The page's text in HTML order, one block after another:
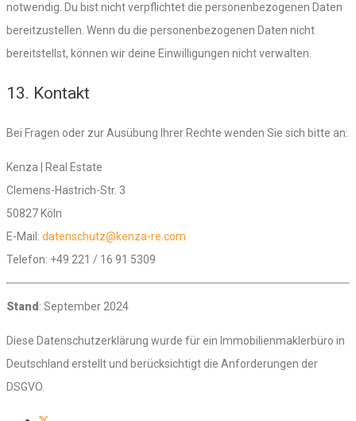
notwendig. Du bist nicht verpflichtet die personenbezogenen Daten
bereitzustellen. Wenn du die personenbezogenen Daten nicht
bereitstellst, können wir deine Einwilligungen nicht verwalten.
13. Kontakt
Bei Fragen oder zur Ausübung Ihrer Rechte wenden Sie sich bitte an:
Kenza | Real Estate
Clemens-Hastrich-Str. 3
50827 Köln
E-Mail: datenschutz@kenza-re.com
Telefon: +49 221 / 16 91 5309
Stand : September 2024
Diese Datenschutzerklärung wurde für ein Immobilienmaklerbüro in
Deutschland erstellt und berücksichtigt die Anforderungen der
DSGVO.